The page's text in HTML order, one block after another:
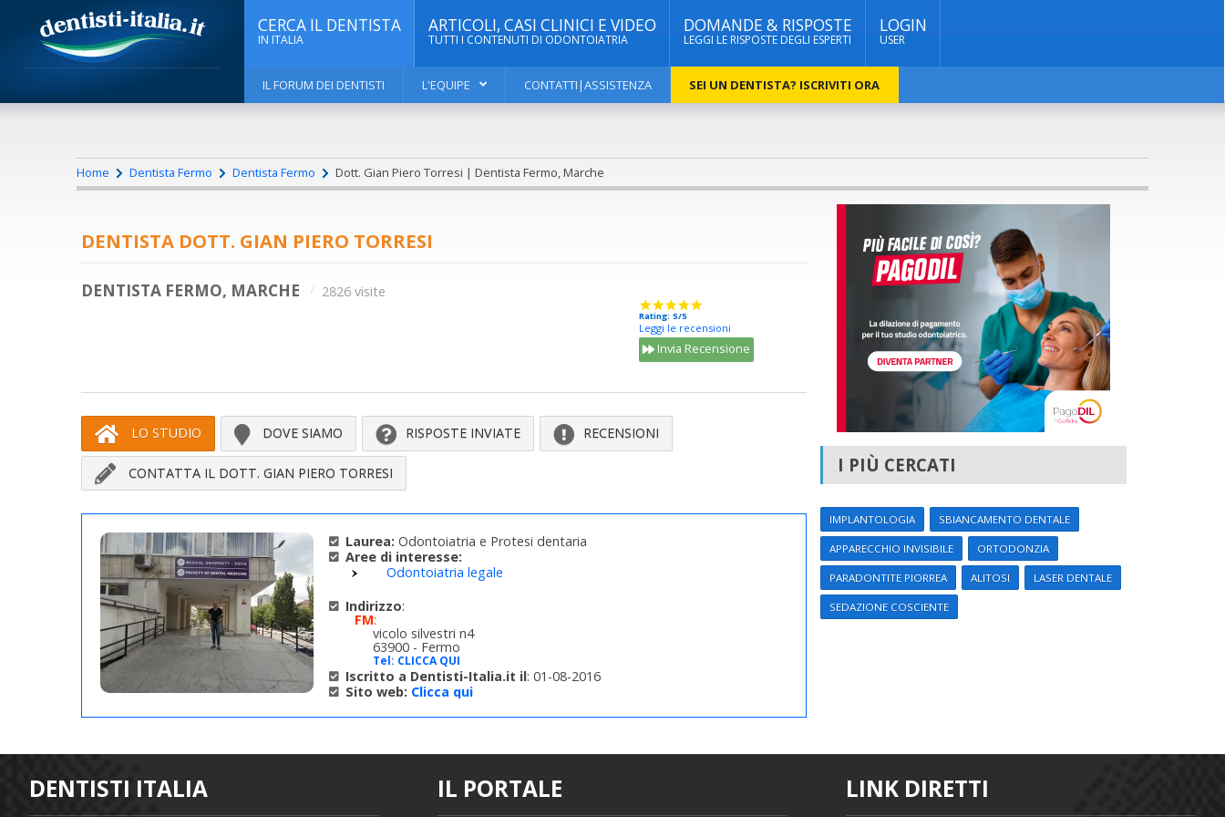
CERCA IL DENTISTA
IN ITALIA
ARTICOLI, CASI CLINICI E VIDEO
TUTTI I CONTENUTI DI ODONTOIATRIA
DOMANDE & RISPOSTE
LEGGI LE RISPOSTE DEGLI ESPERTI
LOGIN
USER
IL FORUM DEI DENTISTI L'EQUIPE CONTATTI|ASSISTENZA SEI UN DENTISTA? ISCRIVITI ORA
Home Dentista Fermo Dentista Fermo Dott. Gian Piero Torresi | Dentista Fermo, Marche
DENTISTA DOTT. GIAN PIERO TORRESI
DENTISTA FERMO, MARCHE 2826 visite
Rating: 5/5
Leggi le recensioni
Invia Recensione
LO STUDIO DOVE SIAMO RISPOSTE INVIATE RECENSIONI
CONTATTA IL DOTT. GIAN PIERO TORRESI
Laurea: Odontoiatria e Protesi dentaria
Aree di interesse:
Odontoiatria legale
Indirizzo:
FM:
vicolo silvestri n4
63900 - Fermo
Tel: CLICCA QUI
Iscritto a Dentisti-Italia.it il: 01-08-2016
Sito web: Clicca qui
I PIÙ CERCATI
IMPLANTOLOGIA SBIANCAMENTO DENTALE
APPARECCHIO INVISIBILE ORTODONZIA
PARADONTITE PIORREA ALITOSI LASER DENTALE
SEDAZIONE COSCIENTE
DENTISTI ITALIA IL PORTALE LINK DIRETTI